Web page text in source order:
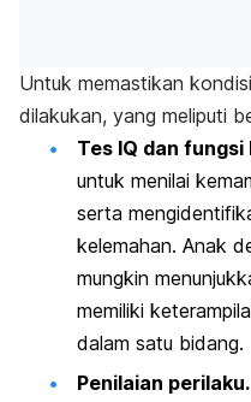
Untuk memastikan
dilakukan, yang meliputi
Tes IQ dan
untuk menilai
serta
kelemahan. Anak
mungkin
memiliki
dalam satu bidang.
Penilaian perilaku.